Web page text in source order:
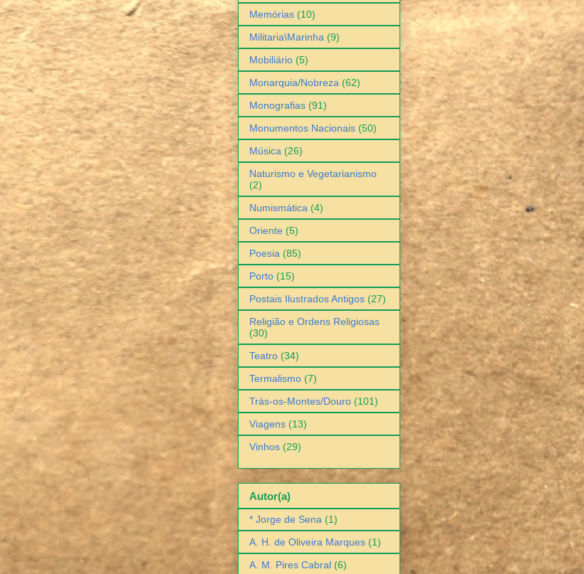
Memórias (10)
Militaria\Marinha (9)
Mobiliário (5)
Monarquia/Nobreza (62)
Monografias (91)
Monumentos Nacionais (50)
Música (26)
Naturismo e Vegetarianismo
(2)
Numismática (4)
Oriente (5)
Poesia (85)
Porto (15)
Postais Ilustrados Antigos (27)
Religião e Ordens Religiosas
(30)
Teatro (34)
Termalismo (7)
Trás-os-Montes/Douro (101)
Viagens (13)
Vinhos (29)
Autor(a)
* Jorge de Sena (1)
A. H. de Oliveira Marques (1)
A. M. Pires Cabral (6)